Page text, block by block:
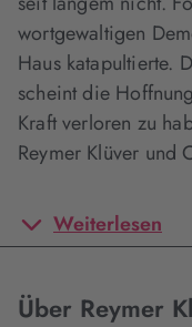
wortgewaltigen
Haus katapultierte.
scheint die
Kraft verloren zu
Reymer Klüver
Weiterlesen
Über Reymer